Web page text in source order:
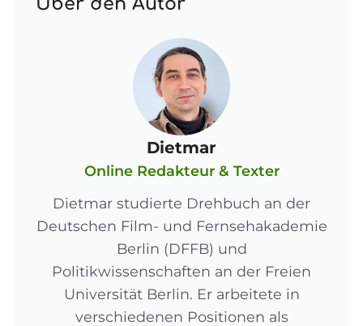
Dietmar
Online Redakteur & Texter
Dietmar studierte Drehbuch an der
Deutschen Film- und Fernsehakademie
Berlin (DFFB) und
Politikwissenschaften an der Freien
Universität Berlin. Er arbeitete in
verschiedenen Positionen als